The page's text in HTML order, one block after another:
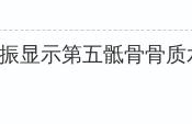
显示第五骶骨骨